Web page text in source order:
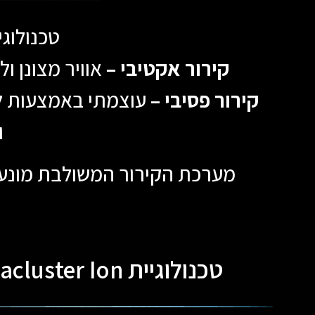
קירור אקטיבי – אוויר
קירור פסיבי – עוצמתי באמצעות
מערכת הקירור המשולבת
טכנולוגיית Plasmacluster Ion